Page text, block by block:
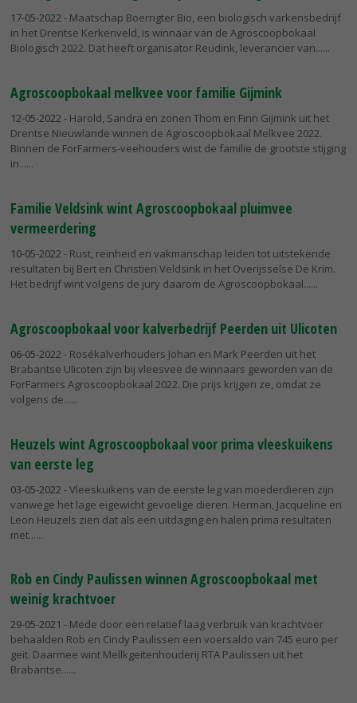
17-05-2022 - Maatschap Boerrigter Bio, een biologisch varkensbedrijf
in het Drentse Kerkenveld, is winnaar van de Agroscoopbokaal
Biologisch 2022. Dat heeft organisator Reudink, leverancier van...
Agroscoopbokaal melkvee voor familie Gijmink
12-05-2022 - Harold, Sandra en zonen Thom en Finn Gijmink uit het
Drentse Nieuwlande winnen de Agroscoopbokaal Melkvee 2022.
Binnen de ForFarmers-veehouders wist de familie de grootste stijging
in...
Familie Veldsink wint Agroscoopbokaal pluimvee
vermeerdering
10-05-2022 - Rust, reinheid en vakmanschap leiden tot uitstekende
resultaten bij Bert en Christien Veldsink in het Overijsselse De Krim.
Het bedrijf wint volgens de jury daarom de Agroscoopbokaal...
Agroscoopbokaal voor kalverbedrijf Peerden uit Ulicoten
06-05-2022 - Rosékalverhouders Johan en Mark Peerden uit het
Brabantse Ulicoten zijn bij vleesvee de winnaars geworden van de
ForFarmers Agroscoopbokaal 2022. Die prijs krijgen ze, omdat ze
volgens de...
Heuzels wint Agroscoopbokaal voor prima vleeskuikens
van eerste leg
03-05-2022 - Vleeskuikens van de eerste leg van moederdieren zijn
vanwege het lage eigewicht gevoelige dieren. Herman, Jacqueline en
Leon Heuzels zien dat als een uitdaging en halen prima resultaten
met...
Rob en Cindy Paulissen winnen Agroscoopbokaal met
weinig krachtvoer
29-05-2021 - Mede door een relatief laag verbruik van krachtvoer
behaalden Rob en Cindy Paulissen een voersaldo van 745 euro per
geit. Daarmee wint Mellkgeitenhouderij RTA Paulissen uit het
Brabantse...